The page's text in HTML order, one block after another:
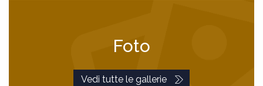
Foto
Vedi tutte le gallerie